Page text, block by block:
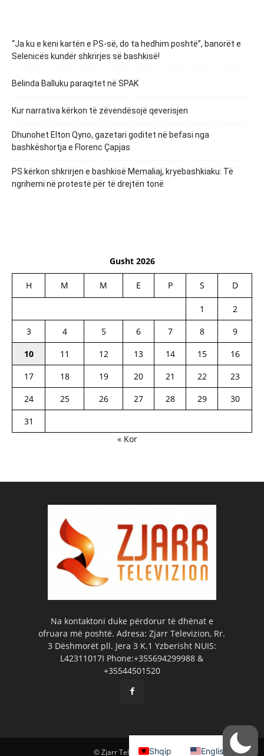
“Ja ku e keni kartën e PS-së, do ta hedhim poshtë”, banorët e
Selenicës kundër shkrirjes së bashkisë!
Belinda Balluku paraqitet në SPAK
Kur narrativa kërkon të zëvendësojë qeverisjen
Dhunohet Elton Qyno, gazetari goditet në befasi nga
bashkëshortja e Florenc Çapjas
PS kërkon shkrirjen e bashkisë Memaliaj, kryebashkiaku: Të
ngrihemi në protestë për të drejtën tonë
Gusht 2026
H M M E P S D
1
2
3
4 5 6 7 8
9
10
11 12 13 14 15
16
17
18 19 20 21 22
23
24
25 26 27 28 29
30
31
« Kor
Na kontaktoni duke përdorur të dhënat e
ofruara më poshtë. Adresa: Zjarr Televizion, Rr.
3 Dëshmorët pll. Jera 3 K.1 Yzberisht NUIS:
L42311017I Phone:+355694299988 &
+35544501520
© Zjarr Televizion 2026
Shqip English